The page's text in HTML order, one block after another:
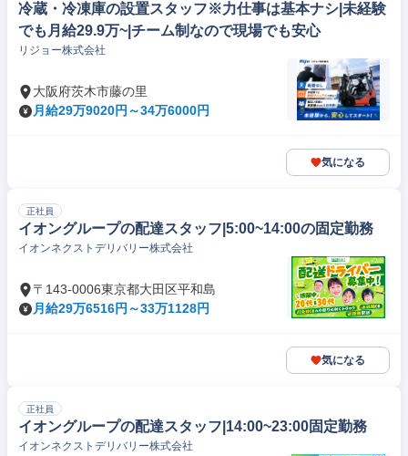
冷蔵・冷凍庫の設置スタッフ※力仕事は基本ナシ|未経験
でも月給29.9万~|チーム制なので現場でも安心
リジョー株式会社
大阪府茨木市藤の里
月給29万9020円～34万6000円
気になる
正社員
イオングループの配達スタッフ|5:00~14:00の固定勤務
イオンネクストデリバリー株式会社
〒143-0006東京都大田区平和島
月給29万6516円～33万1128円
気になる
正社員
イオングループの配達スタッフ|14:00~23:00固定勤務
イオンネクストデリバリー株式会社